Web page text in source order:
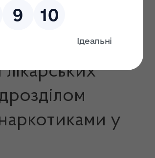
Державної служби з
у